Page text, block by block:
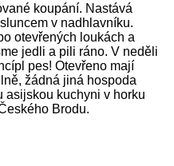
koupání. Nastává
v nadhlavníku.
otevřených loukách a
jedli a pili ráno. V neděli
pes! Otevřeno mají
žádná jiná hospoda
asijskou kuchyni v horku
Brodu.